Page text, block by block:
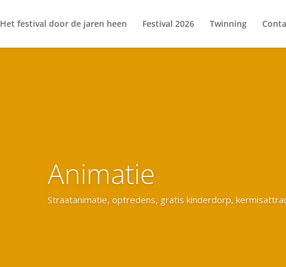
Het festival door de jaren heen Festival 2026 Twinning
Animatie
Straatanimatie, optredens, gratis kinderdorp,